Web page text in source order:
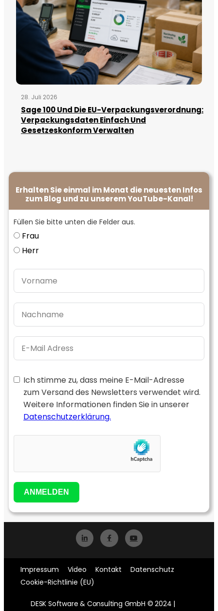
28. Juli 2026
Sage 100 Und Die EU-Verpackungsverordnung:
Verpackungsdaten Einfach Und
Gesetzeskonform Verwalten
Erhalten Sie einmal im Monat die neuesten Infos
zum Blog und zu unserem YouTube-Kanal!
Füllen Sie bitte unten die Felder aus.
Frau
Herr
Ich stimme zu, dass meine E-Mail-Adresse
zum Versand des Newsletters verwendet wird.
Weitere Informationen finden Sie in unserer
Datenschutzerklärung.
ANMELDEN
Impressum Video Kontakt
Datenschutz
Cookie-Richtlinie (EU)
DESK Software & Consulting GmbH © 2024 |